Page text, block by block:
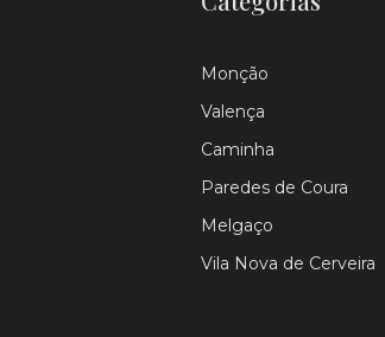
Monção
Valença
Caminha
Paredes de Coura
Melgaço
Vila Nova de Cerveira